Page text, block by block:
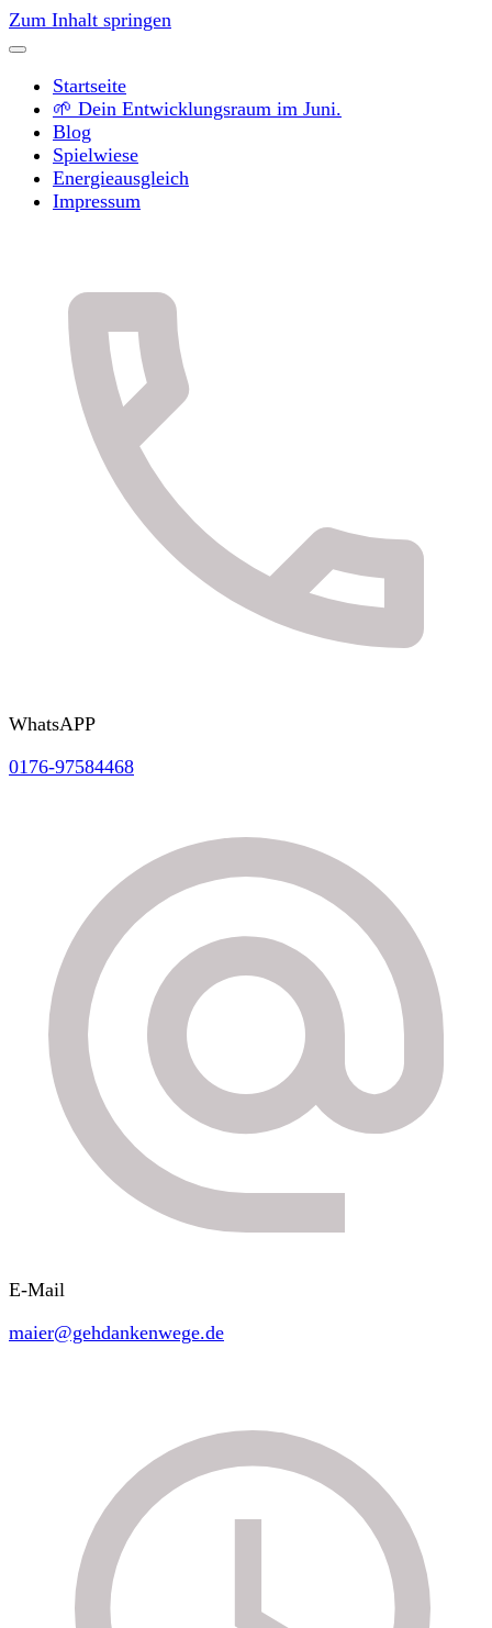
Zum Inhalt springen
Startseite
🌱 Dein Entwicklungsraum im Juni.
Blog
Spielwiese
Energieausgleich
Impressum
WhatsAPP
0176-97584468
E-Mail
maier@gehdankenwege.de